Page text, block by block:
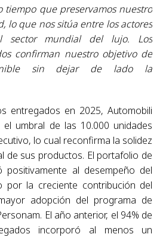
tiempo que preservamos nuestro
lo que nos sitúa entre los actores
sector mundial del lujo. Los
confirman nuestro objetivo de
sin dejar de lado la
entregados en 2025, Automobili
el umbral de las 10.000 unidades
lo cual reconfirma la solidez
de sus productos. El portafolio de
positivamente al desempeño del
por la creciente contribución del
adopción del programa de
El año anterior, el 94% de
incorporó al menos un